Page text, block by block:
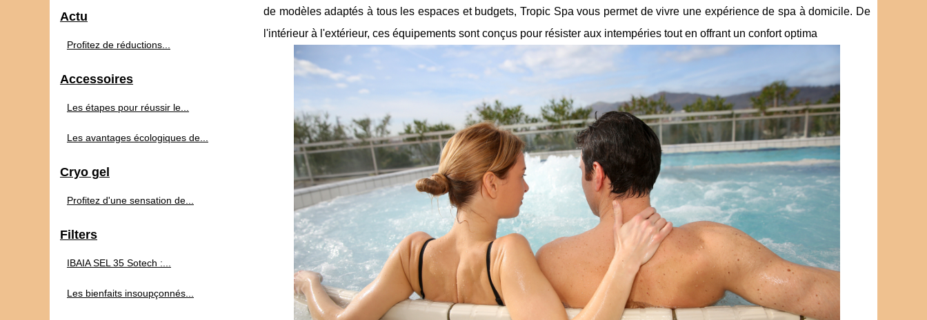
de modèles adaptés à tous les espaces et budgets, Tropic Spa vous permet de vivre une expérience de spa à domicile. De
l'intérieur à l'extérieur, ces équipements sont conçus pour résister aux intempéries tout en offrant un confort optima
Actu
Profitez de réductions...
Accessoires
Les étapes pour réussir le...
Les avantages écologiques de...
Cryo gel
Profitez d'une sensation de...
Filters
IBAIA SEL 35 Sotech :...
Les bienfaits insoupçonnés...